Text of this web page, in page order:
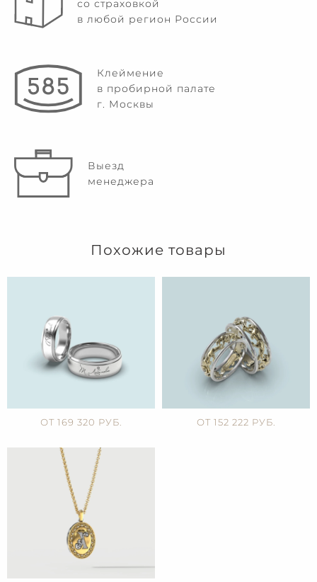
со страховкой
в любой регион России
Клеймение
в пробирной палате
г. Москвы
Выезд
менеджера
Похожие товары
ОТ 169 320 РУБ. ОТ 152 222 РУБ.